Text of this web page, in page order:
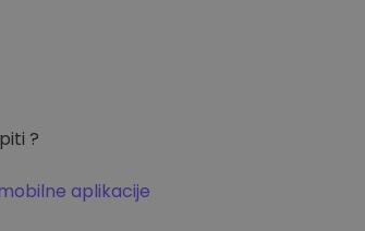
?
aplikacije